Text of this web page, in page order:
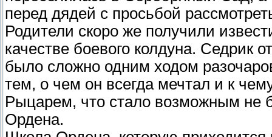
перед дядей с просьбой
Родители скоро же получили
качестве боевого колдуна. Седрик
было сложно одним ходом
тем, о чем он всегда мечтал и к
Рыцарем, что стало возможным не
Ордена.